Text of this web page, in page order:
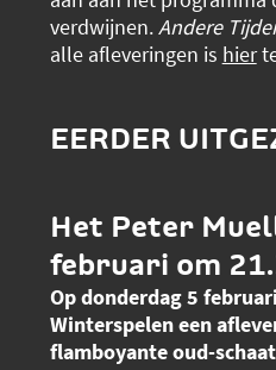
verdwijnen.Andere
alle afleveringen is hier
EERDER
Het Peter
februari om
Op donderdag 5
Winterspelen een
flamboyante oud-